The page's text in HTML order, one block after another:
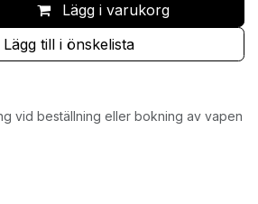
Lägg i varukorg
Lägg till i önskelista
vid beställning eller bokning av vapen